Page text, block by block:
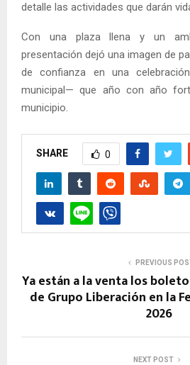
detalle las actividades que darán
Con una plaza llena y un
presentación dejó una imagen de
de confianza en una
municipal— que año con año
municipio.
SHARE 0
PREVIOUS
Ya están a la venta los
de Grupo Liberación en la
2026
NEXT POST